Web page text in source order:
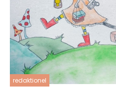
redaktionel